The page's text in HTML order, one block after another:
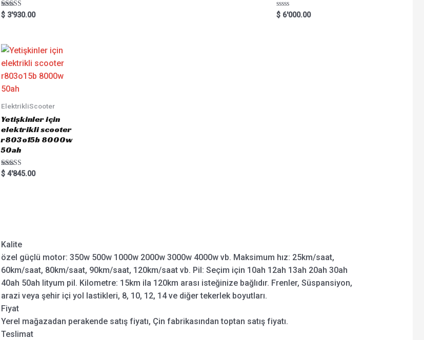
Rated
5.00
$3'930.00
Rated
0
$ 6'000.00
ElektrikliScooter
Yetişkinler için
elektrikli scooter
r803o15b 8000w
50ah
Rated
5.00
$4'845.00
Kalite
özel güçlü motor: 350w 500w 1000w 2000w 3000w 4000w vb. Maksimum hız: 25km/saat,
60km/saat, 80km/saat, 90km/saat, 120km/saat vb. Pil: Seçim için 10ah 12ah 13ah 20ah 30ah
40ah 50ah lityum pil. Kilometre: 15km ila 120km arası isteğinize bağlıdır. Frenler, Süspansiyon,
arazi veya şehir içi yol lastikleri, 8, 10, 12, 14 ve diğer tekerlek boyutları.
Fiyat
Yerel mağazadan perakende satış fiyatı, Çin fabrikasından toptan satış fiyatı.
Teslimat